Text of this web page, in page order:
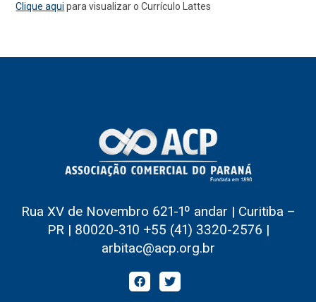
Clique aqui para visualizar o Currículo Lattes
Rua XV de Novembro 621-1º andar | Curitiba –
PR | 80020-310 +55 (41) 3320-2576 |
arbitac@acp.org.br